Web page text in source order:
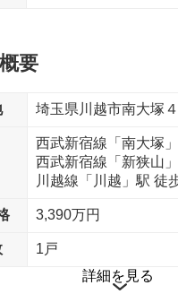
要
埼玉県川越市南大塚
西武新宿線「南大塚
西武新宿線「新狭山
川越線「川越」駅 徒
3,390万円
1戸
詳細を見る